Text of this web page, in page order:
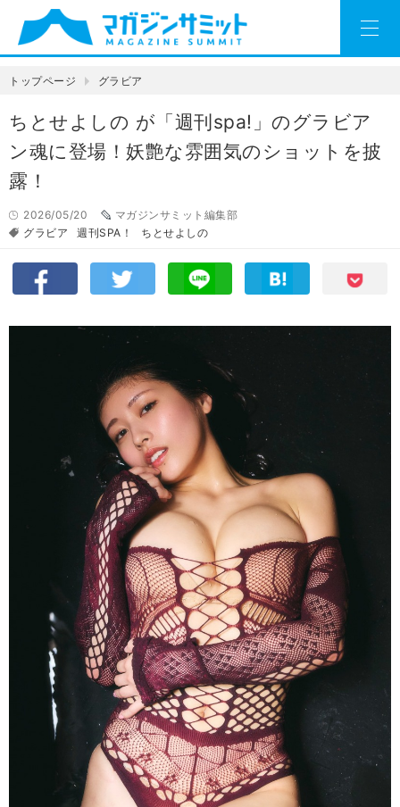
トップページ グラビア
ちとせよしの が「週刊spa!」のグラビア
ン魂に登場！妖艶な雰囲気のショットを披
露！
2026/05/20
マガジンサミット編集部
グラビア
週刊SPA！ ちとせよしの